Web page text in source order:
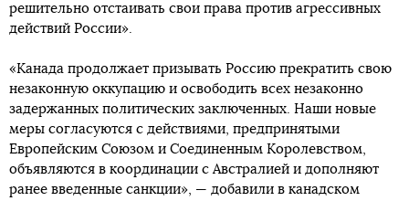
решительно отстаивать свои права против агрессивных
действий России».
«Канада продолжает призывать Россию прекратить свою
незаконную оккупацию и освободить всех незаконно
задержанных политических заключенных. Наши новые
меры согласуются с действиями, предпринятыми
Европейским Союзом и Соединенным Королевством,
объявляются в координации с Австралией и дополняют
ранее введенные санкции», — добавили в канадском